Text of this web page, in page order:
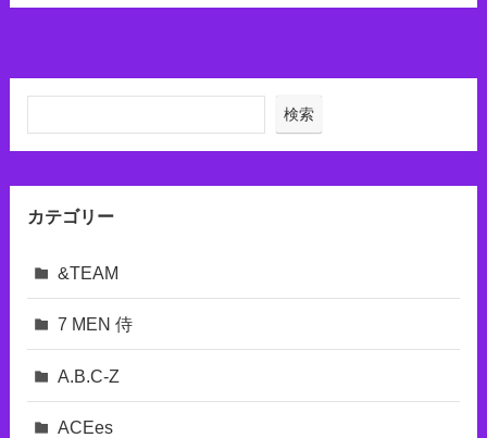
検索
カテゴリー
&TEAM
7 MEN 侍
A.B.C-Z
ACEes